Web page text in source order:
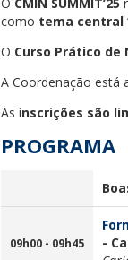
como tema central
O Curso Prático de
A Coordenação está
As inscrições são
PROGRAMA
09h00 - 09h45
-